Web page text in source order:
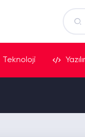
Teknoloji